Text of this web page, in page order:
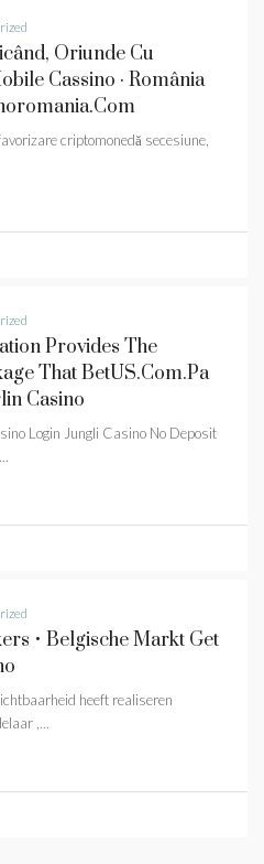
Oriunde Cu
Cassino · România
criptomonedă secesiune,
Provides The
That BetUS.Com.Pa
Casino
Login Jungli Casino No Deposit
• Belgische Markt Get
heeft realiseren
,...